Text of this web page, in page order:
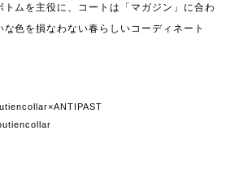
ムを主役に、コートは「マガジン」に合わ
色を損なわない春らしいコーディネート